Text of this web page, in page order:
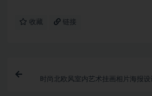
收藏 链接
时尚北欧风室内艺术挂画相片海报设